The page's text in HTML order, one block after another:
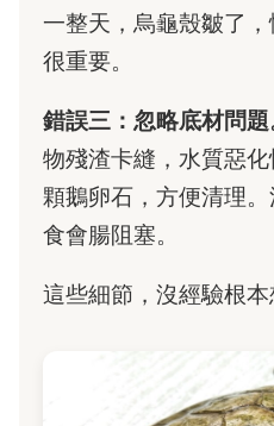
一整天，烏龜殼皺了
很重要。
錯誤三：忽略底材問題
物殘渣卡縫，水質惡
顆鵝卵石，方便清理
食會腸阻塞。
這些細節，沒經驗根本